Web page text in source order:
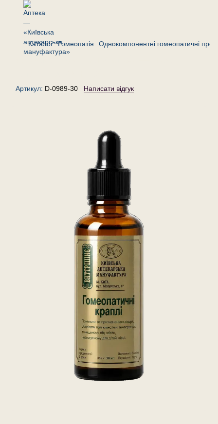
Каталог Гомеопатія Однокомпонентні гомеопатичні
Страмоніум датура 30 — краплі
Артикул: D-0989-30 Написати відгук